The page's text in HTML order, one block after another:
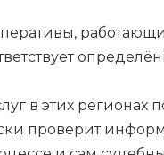
в этих регионах
проверит